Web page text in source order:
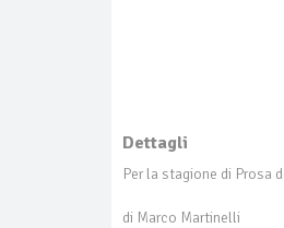
Dettagli
Per la stagione di Prosa
di Marco Martinelli